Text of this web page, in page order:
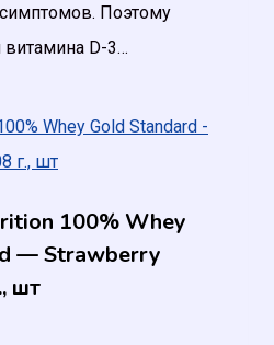
Поэтому
витамина D-3…
100% Whey
— Strawberry
шт